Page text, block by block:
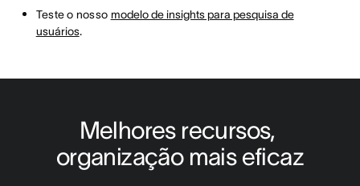
Teste o nosso modelo de insights para pesquisa de
usuários.
Melhores recursos,
organização mais eficaz